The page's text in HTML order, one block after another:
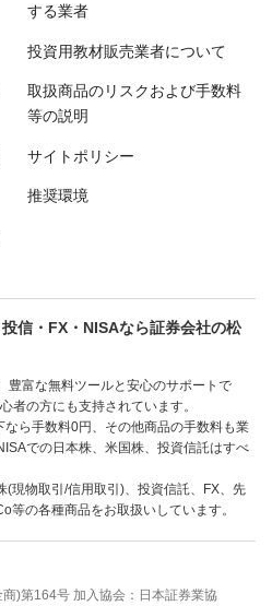
する業者
投資用教材販売業者について
取扱商品のリスクおよび手数料
等の説明
サイトポリシー
推奨環境
信・FX・NISAなら証券会社の松
豊富な無料ツールと安心のサポートで
者の方にも支持されています。
ら手数料0円、その他商品の手数料も業
での日本株、米国株、投資信託はすべ
(現物取引/信用取引)、投資信託、FX、先
等の各種商品をお取扱いしています。
)第164号 加入協会：日本証券業協